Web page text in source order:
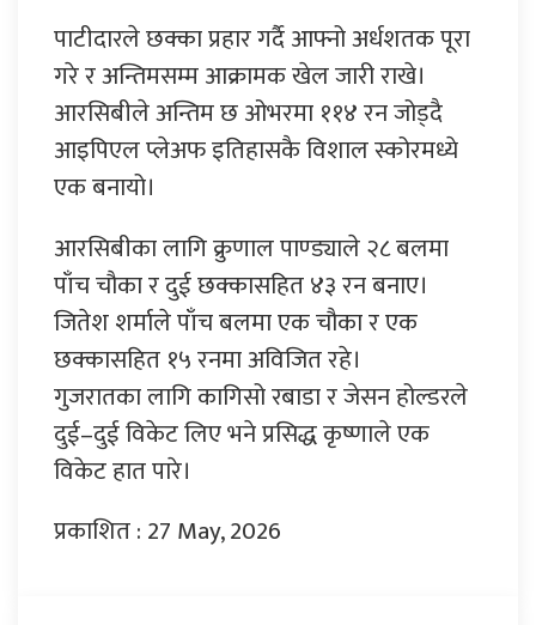
पाटीदारले छक्का प्रहार गर्दै आफ्नो अर्धशतक पूरा
गरे र अन्तिमसम्म आक्रामक खेल जारी राखे।
आरसिबीले अन्तिम छ ओभरमा ११४ रन जोड्दै
आइपिएल प्लेअफ इतिहासकै विशाल स्कोरमध्ये
एक बनायो।
आरसिबीका लागि क्रुणाल पाण्ड्याले २८ बलमा
पाँच चौका र दुई छक्कासहित ४३ रन बनाए।
जितेश शर्माले पाँच बलमा एक चौका र एक
छक्कासहित १५ रनमा अविजित रहे।
गुजरातका लागि कागिसो रबाडा र जेसन होल्डरले
दुई–दुई विकेट लिए भने प्रसिद्ध कृष्णाले एक
विकेट हात पारे।
प्रकाशित : 27 May, 2026